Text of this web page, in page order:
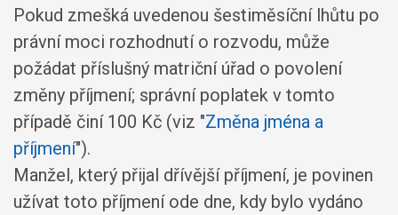
Pokud zmešká uvedenou šestiměsíční lhůtu po
právní moci rozhodnutí o rozvodu, může
požádat příslušný matriční úřad o povolení
změny příjmení; správní poplatek v tomto
případě činí 100 Kč (viz "Změna jména a
příjmení").
Manžel, který přijal dřívější příjmení, je povinen
užívat toto příjmení ode dne, kdy bylo vydáno